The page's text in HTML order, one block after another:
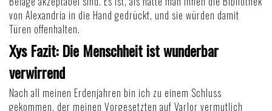
von Alexandria in die Hand gedrückt, und sie würden damit
Türen offenhalten.
Xys Fazit: Die Menschheit ist wunderbar
verwirrend
Nach all meinen Erdenjahren bin ich zu einem Schluss
gekommen, der meinen Vorgesetzten auf Varlor vermutlich